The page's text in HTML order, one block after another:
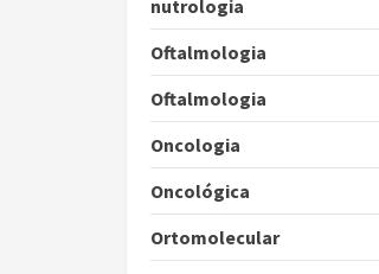
nutrologia
Oftalmologia
Oftalmologia
Oncologia
Oncológica
Ortomolecular